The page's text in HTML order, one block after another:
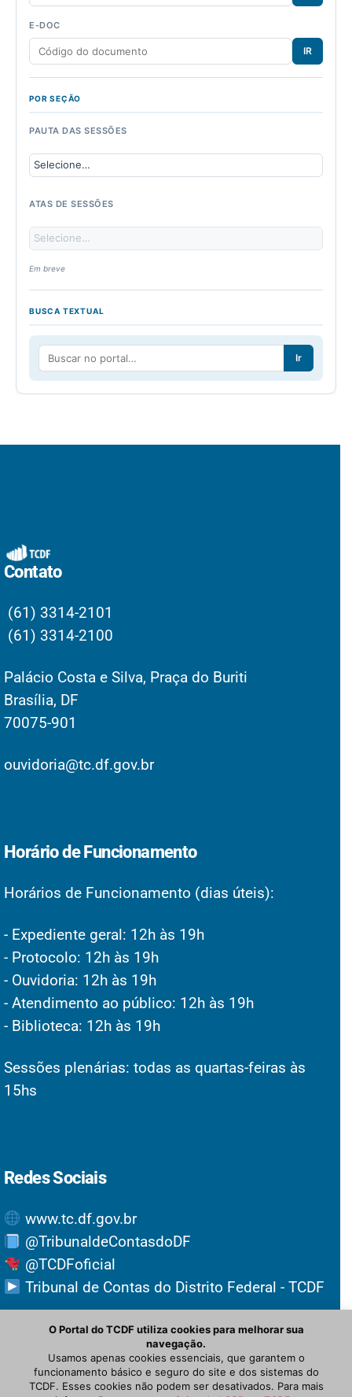
E-DOC
IR
POR SEÇÃO
PAUTA DAS SESSÕES
ATAS DE SESSÕES
Em breve
BUSCA TEXTUAL
Ir
Contato
(61) 3314-2101
(61) 3314-2100
Palácio Costa e Silva, Praça do Buriti
Brasília, DF
70075-901
ouvidoria@tc.df.gov.br
Horário de Funcionamento
Horários de Funcionamento (dias úteis):
- Expediente geral: 12h às 19h
- Protocolo: 12h às 19h
- Ouvidoria: 12h às 19h
- Atendimento ao público: 12h às 19h
- Biblioteca: 12h às 19h
Sessões plenárias: todas as quartas-feiras às
15hs
Redes Sociais
www.tc.df.gov.br
@TribunaldeContasdoDF
@TCDFoficial
Tribunal de Contas do Distrito Federal - TCDF
O Portal do TCDF utiliza cookies para melhorar sua
navegação.
Usamos apenas cookies essenciais, que garantem o
funcionamento básico e seguro do site e dos sistemas do
TCDF. Esses cookies não podem ser desativados. Para mais